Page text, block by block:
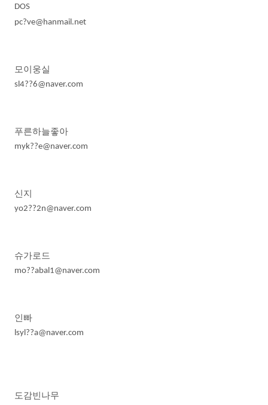
DOS
pc?ve@hanmail.net
모이웅실
sl4??6@naver.com
푸른하늘좋아
myk??e@naver.com
신지
yo2??2n@naver.com
슈가로드
mo??abal1@naver.com
인빠
lsyl??a@naver.com
도감빈나무